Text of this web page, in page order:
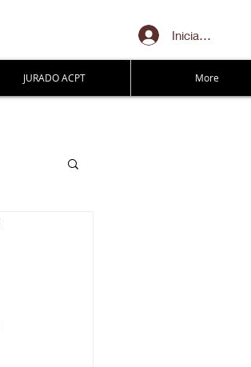
Iniciar sesión
JURADO ACPT More